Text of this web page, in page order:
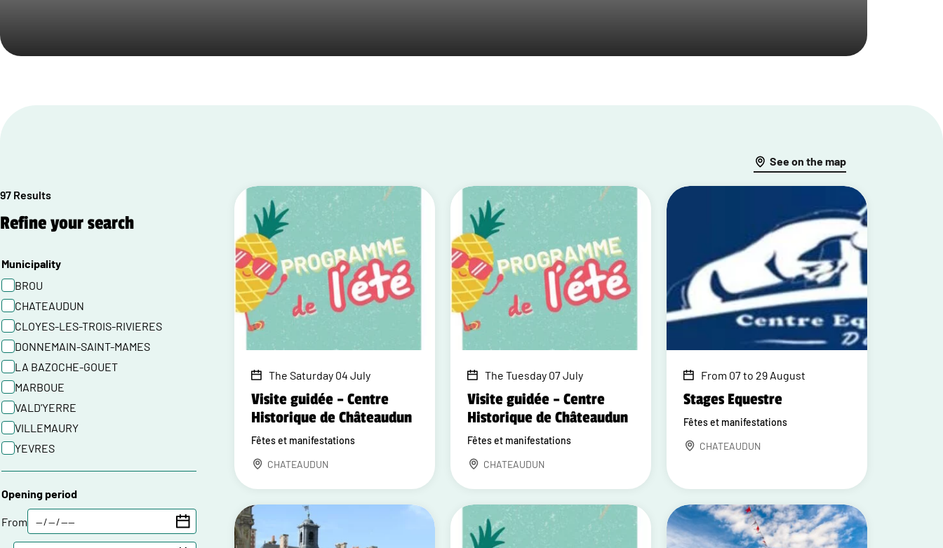
97 Results
Refine your search
Municipality
BROU
CHATEAUDUN
CLOYES-LES-TROIS-RIVIERES
DONNEMAIN-SAINT-MAMES
LA BAZOCHE-GOUET
MARBOUE
VALD'YERRE
VILLEMAURY
YEVRES
Opening period
From
See on the map
The Saturday 04 July
Visite guidée – Centre
Historique de Châteaudun
Fêtes et manifestations
CHATEAUDUN
The Tuesday 07 July
Visite guidée – Centre
Historique de Châteaudun
Fêtes et manifestations
CHATEAUDUN
From 07 to 29 August
Stages Equestre
Fêtes et manifestations
CHATEAUDUN